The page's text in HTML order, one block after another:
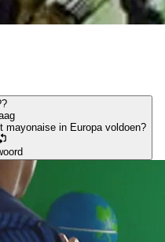
?
mayonaise in Europa voldoen?